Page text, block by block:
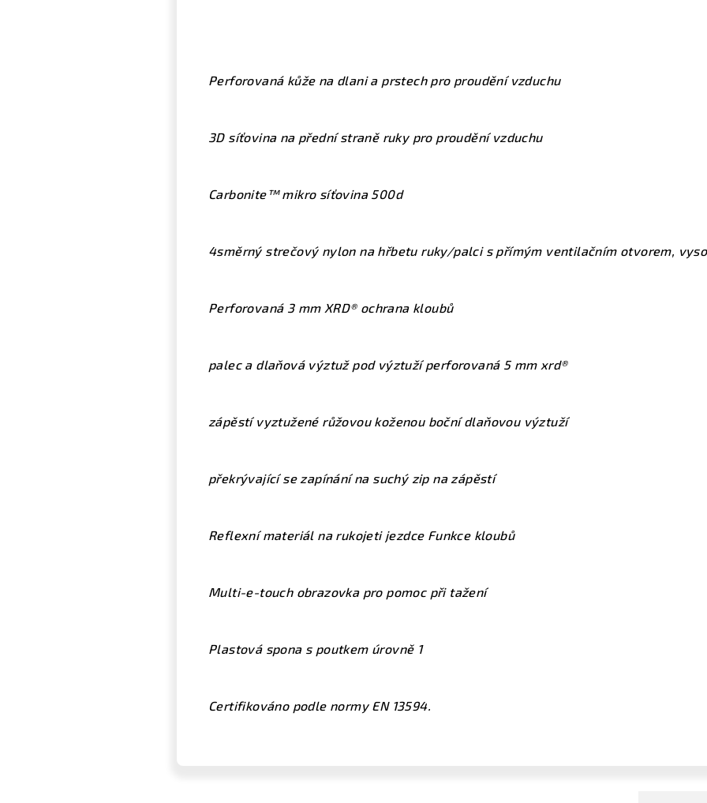
Perforovaná kůže na dlani a prstech pro proudění vzduchu
3D síťovina na přední straně ruky pro proudění vzduchu
Carbonite™ mikro síťovina 500d
4směrný strečový nylon na hřbetu ruky/palci s přímým ventilačním otvorem,
Perforovaná 3 mm XRD® ochrana kloubů
palec a dlaňová výztuž pod výztuží perforovaná 5 mm xrd®
zápěstí vyztužené růžovou koženou boční dlaňovou výztuží
překrývající se zapínání na suchý zip na zápěstí
Reflexní materiál na rukojeti jezdce Funkce kloubů
Multi-e-touch obrazovka pro pomoc při tažení
Plastová spona s poutkem úrovně 1
Certifikováno podle normy EN 13594.